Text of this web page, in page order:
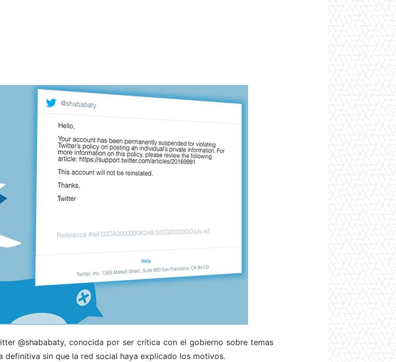
@shababaty, conocida por ser crítica con el gobierno sobre temas
definitiva sin que la red social haya explicado los motivos.